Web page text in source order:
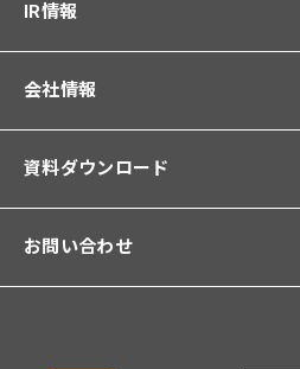
IR情報
会社情報
資料ダウンロード
お問い合わせ